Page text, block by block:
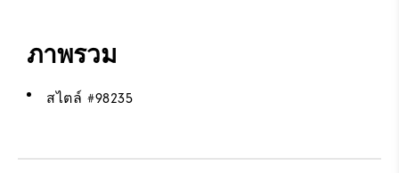
ภาพรวม
สไตล์ #98235